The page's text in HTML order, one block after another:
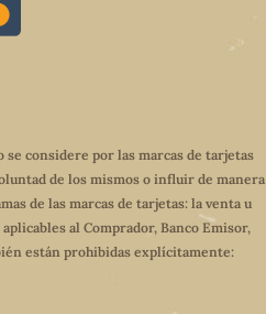
considere por las marcas de tarjetas
de los mismos o influir de manera
de las marcas de tarjetas: la venta u
al Comprador, Banco Emisor,
están prohibidas explícitamente: